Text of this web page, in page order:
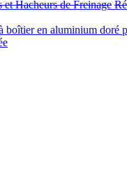
et Hacheurs de Freinage
boîtier en aluminium doré